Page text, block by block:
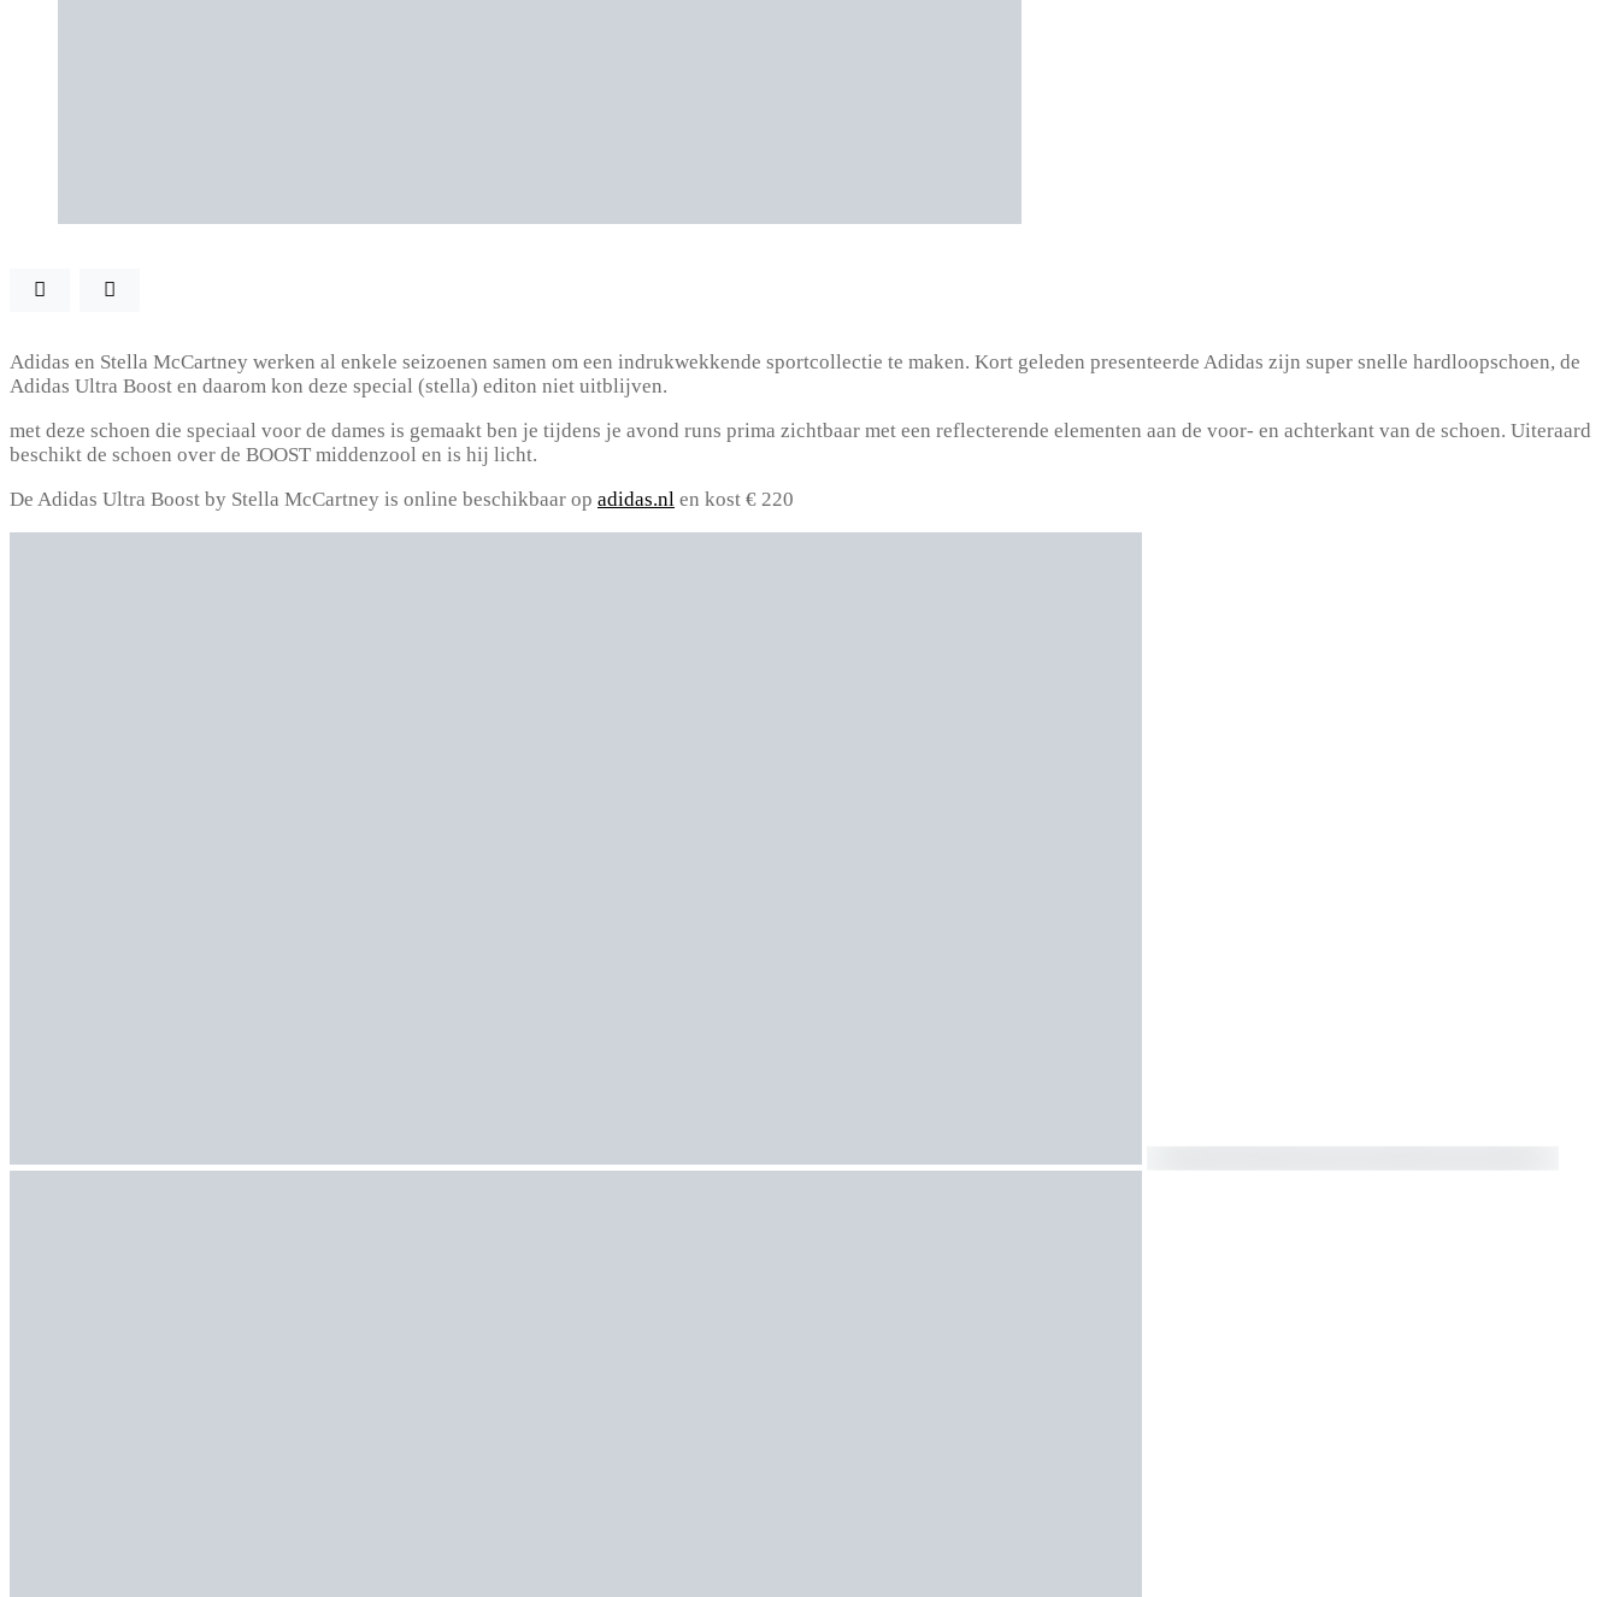
Adidas en Stella McCartney werken al enkele seizoenen samen om een indrukwekkende sportcollectie te maken. Kort geleden presenteerde Adidas zijn super snelle hardloopschoen, de
Adidas Ultra Boost en daarom kon deze special (stella) editon niet uitblijven.
met deze schoen die speciaal voor de dames is gemaakt ben je tijdens je avond runs prima zichtbaar met een reflecterende elementen aan de voor- en achterkant van de schoen. Uiteraard
beschikt de schoen over de BOOST middenzool en is hij licht.
De Adidas Ultra Boost by Stella McCartney is online beschikbaar op adidas.nl en kost € 220